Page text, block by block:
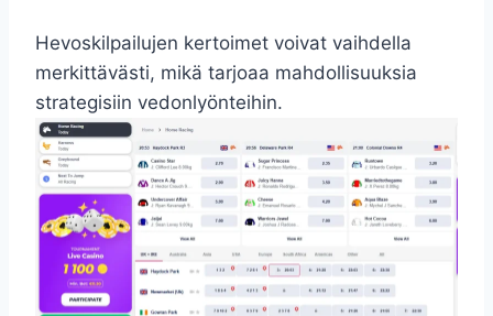
Hevoskilpailujen kertoimet voivat vaihdella
merkittävästi, mikä tarjoaa mahdollisuuksia
strategisiin vedonlyönteihin.